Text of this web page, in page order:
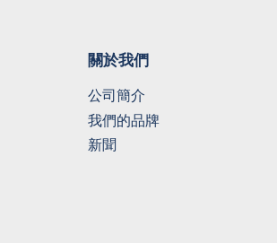
關於我們
公司簡介
我們的品牌
新聞